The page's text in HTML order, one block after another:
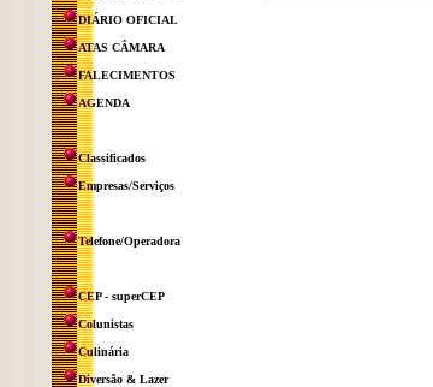
DIÁRIO OFICIAL
ATAS CÂMARA
FALECIMENTOS
AGENDA
Classificados
Empresas/Serviços
Telefone/Operadora
CEP - superCEP
Colunistas
Culinária
Diversão & Lazer